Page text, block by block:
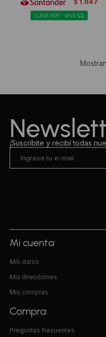
$
LLEGA HOY - MVD
¡Suscribite y recibí todas
Mi cuenta
Mis datos
Mis direcciones
Mis compras
Compra
Preguntas frecuentes